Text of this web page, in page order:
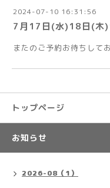
2024-07-10 16:31:56
7月17日(水)18日(木
またのご予約お待ちして
トップページ
お知らせ
2026-08（1）